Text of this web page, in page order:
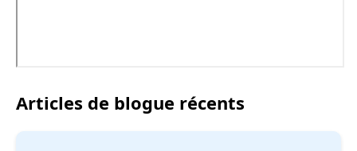
Articles de blogue récents